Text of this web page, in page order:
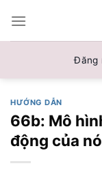
đến
nội
Đăng
HƯỚNG DẪN
66b: Mô
động của nó